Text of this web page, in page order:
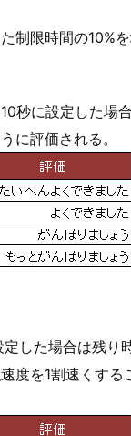
制限時間の10%
秒に設定した場
に評価される。
した場合は残り
度を1割速くする